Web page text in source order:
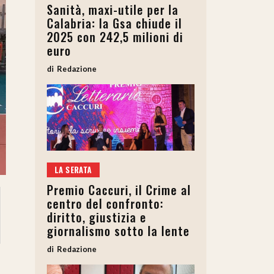
Sanità, maxi-utile per la
Calabria: la Gsa chiude il
2025 con 242,5 milioni di
euro
Redazione
LA SERATA
Premio Caccuri, il Crime al
centro del confronto:
diritto, giustizia e
giornalismo sotto la lente
Redazione